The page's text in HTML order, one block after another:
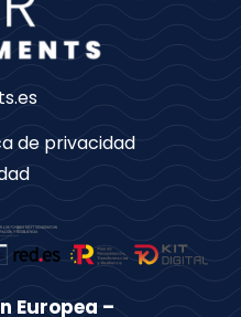
de privacidad
Europea –